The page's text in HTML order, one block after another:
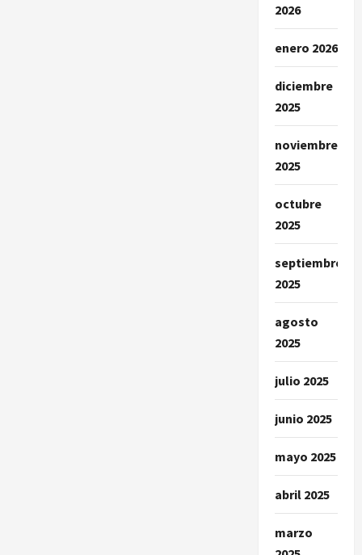
2026
enero 2026
diciembre
2025
noviembre
2025
octubre
2025
septiembre
2025
agosto
2025
julio 2025
junio 2025
mayo 2025
abril 2025
marzo